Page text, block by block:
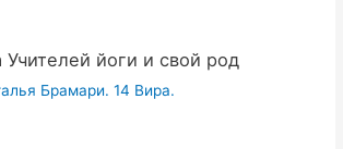
йоги и свой род
Брамари. 14 Вира.